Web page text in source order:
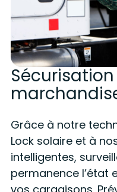
Grâce à notre
Lock solaire et à
intelligentes,
permanence l’état